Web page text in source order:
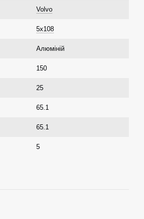
Volvo
5x108
Алюміній
150
25
65.1
65.1
5